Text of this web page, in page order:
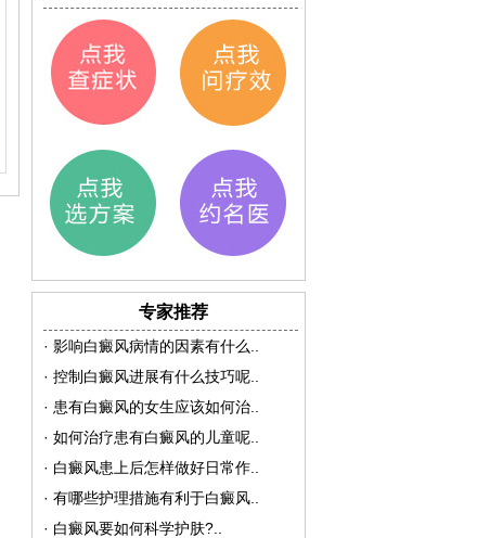
专家推荐
· 影响白癜风病情的因素有什么
· 控制白癜风进展有什么技巧呢
· 患有白癜风的女生应该如何治
· 如何治疗患有白癜风的儿童呢
· 白癜风患上后怎样做好日常作
· 有哪些护理措施有利于白癜风
· 白癜风要如何科学护肤?